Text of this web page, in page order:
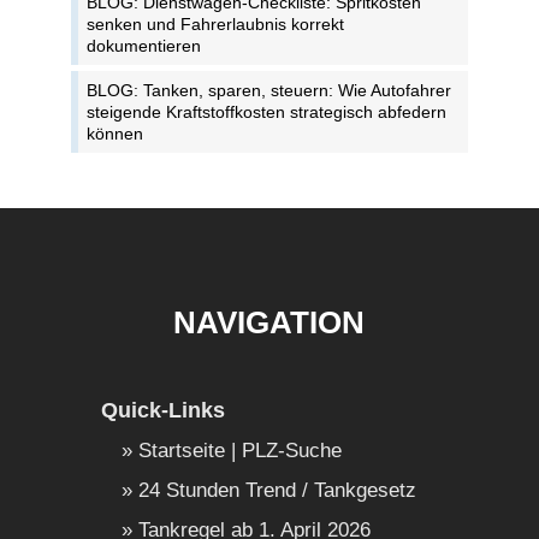
senken und Fahrerlaubnis korrekt
dokumentieren
BLOG: Tanken, sparen, steuern: Wie Autofahrer
steigende Kraftstoffkosten strategisch abfedern
können
NAVIGATION
Quick-Links
Startseite | PLZ-Suche
24 Stunden Trend / Tankgesetz
Tankregel ab 1. April 2026